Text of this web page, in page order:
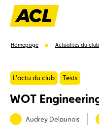
Suggestions
Homepage Actualités du club
L'actu du club Tests
WOT
Audrey Delaunois